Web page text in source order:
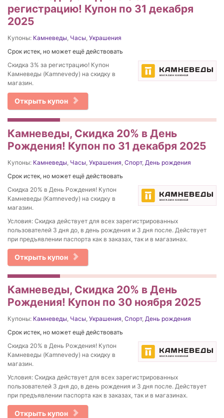
регистрацию! Купон по 31 декабря
2025
Купоны: Камневеды, Часы, Украшения
Срок истек, но может ещё действовать
Скидка 3% за регистрацию! Купон
Камневеды (Kamnevedy) на скидку в
магазин.
Открыть купон
Камневеды, Скидка 20% в День
Рождения! Купон по 31 декабря 2025
Купоны: Камневеды, Часы, Украшения, Спорт, День рождения
Срок истек, но может ещё действовать
Скидка 20% в День Рождения! Купон
Камневеды (Kamnevedy) на скидку в
магазин.
Условия: Скидка действует для всех зарегистрированных
пользователей 3 дня до, в день рождения и 3 дня после. Действует
при предъявлении паспорта как в заказах, так и в магазинах.
Открыть купон
Камневеды, Скидка 20% в День
Рождения! Купон по 30 ноября 2025
Купоны: Камневеды, Часы, Украшения, Спорт, День рождения
Срок истек, но может ещё действовать
Скидка 20% в День Рождения! Купон
Камневеды (Kamnevedy) на скидку в
магазин.
Условия: Скидка действует для всех зарегистрированных
пользователей 3 дня до, в день рождения и 3 дня после. Действует
при предъявлении паспорта как в заказах, так и в магазинах.
Открыть купон